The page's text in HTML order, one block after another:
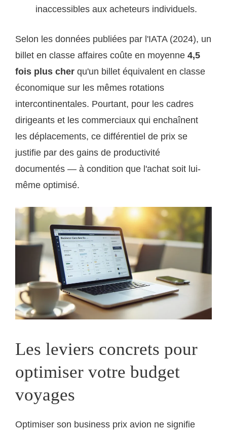
inaccessibles aux acheteurs individuels.
Selon les données publiées par l'IATA (2024), un
billet en classe affaires coûte en moyenne 4,5
fois plus cher qu'un billet équivalent en classe
économique sur les mêmes rotations
intercontinentales. Pourtant, pour les cadres
dirigeants et les commerciaux qui enchaînent
les déplacements, ce différentiel de prix se
justifie par des gains de productivité
documentés — à condition que l'achat soit lui-
même optimisé.
Les leviers concrets pour
optimiser votre budget
voyages
Optimiser son business prix avion ne signifie